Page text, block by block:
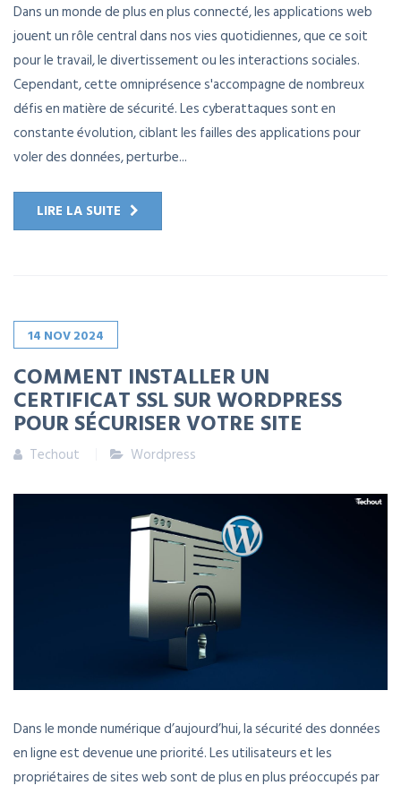
Dans un monde de plus en plus connecté, les applications web
jouent un rôle central dans nos vies quotidiennes, que ce soit
pour le travail, le divertissement ou les interactions sociales.
Cependant, cette omniprésence s'accompagne de nombreux
défis en matière de sécurité. Les cyberattaques sont en
constante évolution, ciblant les failles des applications pour
voler des données, perturbe...
LIRE LA SUITE
14 NOV2024
COMMENT INSTALLER UN
CERTIFICAT SSL SUR WORDPRESS
POUR SÉCURISER VOTRE SITE
Techout Wordpress
Dans le monde numérique d’aujourd’hui, la sécurité des données
en ligne est devenue une priorité. Les utilisateurs et les
propriétaires de sites web sont de plus en plus préoccupés par